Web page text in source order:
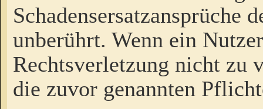
Schadensersatzansprüche
unberührt. Wenn ein
Rechtsverletzung nicht zu
die zuvor genannten